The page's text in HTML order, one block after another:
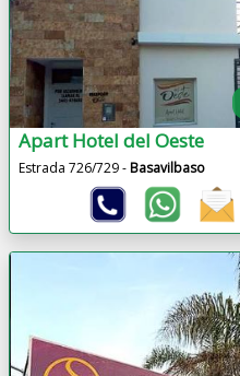
Apart Hotel del Oeste
Estrada 726/729 -Basavilbaso